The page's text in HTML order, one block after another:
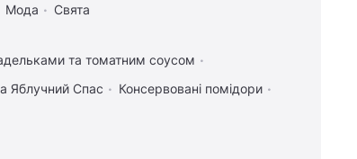
Мода Свята
та томатним соусом
Яблучний Спас
Консервовані помідори